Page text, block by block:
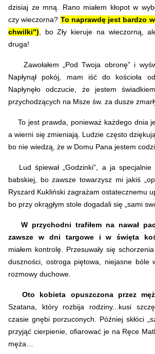
dzisiaj ze mną. Rano miałem kłopotw
czy wieczorna? To naprawdę jest bardzo
chwilki") , bo Zły kieruje na wieczorną,
druga!
Zawołałem „Pod Twoja obronę” i
Napłynął pokój, mam iść do kościoła
Napłynęło odczucie, że jestem
przychodzących na Msze św. za dusze
To jest prawda, ponieważ każdego dnia
a wierni się zmieniają. Ludzie często
bo nie wiedzą, że w Domu Pana jestem
Lud śpiewał „Godzinki”, a ja specjalnie
babskiej, bo zawsze towarzysz mi jakiś
Ryszard Kukliński zagrażam ostatecznemu
bo przy okrągłym stole dogadali się „sami
W przychodni trafiłem na nawał
zawsze w dni targowe i w święta
miałem kontrolę. Przesuwały się
duszności, ostroga piętowa, niejasne bóle
rozmowy duchowe.
Oto kobieta opuszczona przez
Szatana, który rozbija rodziny...kusi
czasie gnębi porzuconych. Później skłóci
przyjąć cierpienie, ofiarować je na Ręce
męża…